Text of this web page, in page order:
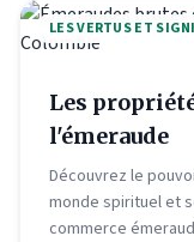
LES VERTUS ET
Les
l'émeraude
Découvrez le
monde spirituel et
commerce